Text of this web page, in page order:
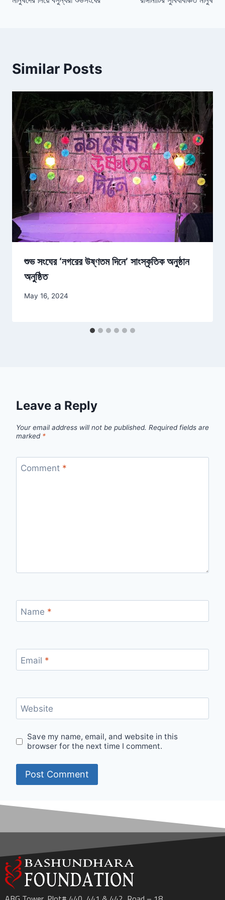
o
dl
Similar Posts
শুভ সংঘের ‘নগরের উষ্ণতম দিনে’ সাংস্কৃতিক অনুষ্ঠান
অনুষ্ঠিত
May 16, 2024
Leave a Reply
Your email address will not be published. Required fields are
marked *
Comment *
Name *
Email *
Website
Save my name, email, and website in this
browser for the next time I comment.